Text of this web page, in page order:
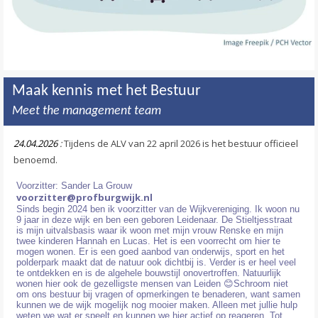
Maak kennis met het Bestuur
Meet the management team
24.04.2026 :Tijdens de ALV van 22 april 2026 is het bestuur officieel
benoemd.
Voorzitter: Sander La Grouw
voorzitter@profburgwijk.nl
Sinds begin 2024 ben ik voorzitter van de Wijkvereniging. Ik woon nu
9 jaar in deze wijk en ben een geboren Leidenaar. De Stieltjesstraat
is mijn uitvalsbasis waar ik woon met mijn vrouw Renske en mijn
twee kinderen Hannah en Lucas. Het is een voorrecht om hier te
mogen wonen. Er is een goed aanbod van onderwijs, sport en het
polderpark maakt dat de natuur ook dichtbij is. Verder is er heel veel
te ontdekken en is de algehele bouwstijl onovertroffen. Natuurlijk
wonen hier ook de gezelligste mensen van Leiden 😊Schroom niet
om ons bestuur bij vragen of opmerkingen te benaderen, want samen
kunnen we de wijk mogelijk nog mooier maken. Alleen met jullie hulp
weten we wat er speelt en kunnen we hier actief op reageren. Tot